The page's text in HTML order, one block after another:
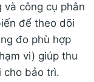
và công cụ phân
để theo dõi
đo phù hợp
vi) giúp thu
cho bảo trì.